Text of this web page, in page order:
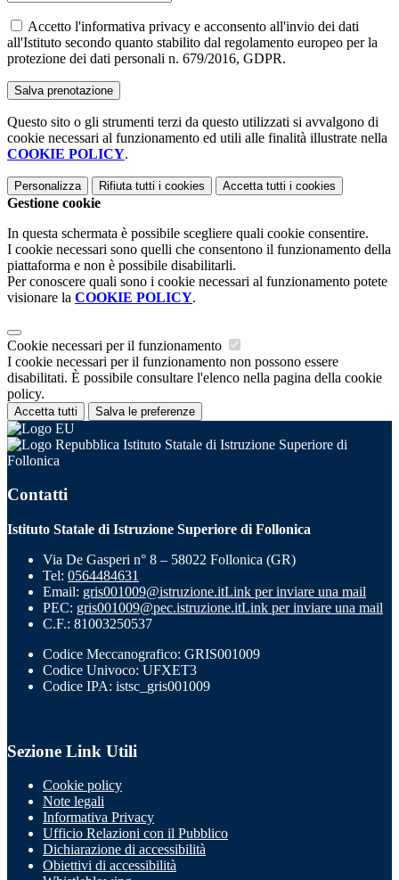
Accetto l'informativa privacy e acconsento all'invio dei dati
all'Istituto secondo quanto stabilito dal regolamento europeo per la
protezione dei dati personali n. 679/2016, GDPR.
Questo sito o gli strumenti terzi da questo utilizzati si avvalgono di
cookie necessari al funzionamento ed utili alle finalità illustrate nella
COOKIE POLICY.
Personalizza Rifiuta tutti i cookies Accetta tutti i cookies
Gestione cookie
In questa schermata è possibile scegliere quali cookie consentire.
I cookie necessari sono quelli che consentono il funzionamento della
piattaforma e non è possibile disabilitarli.
Per conoscere quali sono i cookie necessari al funzionamento potete
visionare la COOKIE POLICY.
Cookie necessari per il funzionamento
I cookie necessari per il funzionamento non possono essere
disabilitati. È possibile consultare l'elenco nella pagina della cookie
policy.
Accetta tutti Salva le preferenze
Istituto Statale di Istruzione Superiore di
Follonica
Contatti
Istituto Statale di Istruzione Superiore di Follonica
Via De Gasperi n° 8 – 58022 Follonica (GR)
Tel: 0564484631
Email: gris001009@istruzione.itLink per inviare una mail
PEC: gris001009@pec.istruzione.itLink per inviare una mail
C.F.: 81003250537
Codice Meccanografico: GRIS001009
Codice Univoco: UFXET3
Codice IPA: istsc_gris001009
Sezione Link Utili
Cookie policy
Note legali
Informativa Privacy
Ufficio Relazioni con il Pubblico
Dichiarazione di accessibilità
Obiettivi di accessibilità